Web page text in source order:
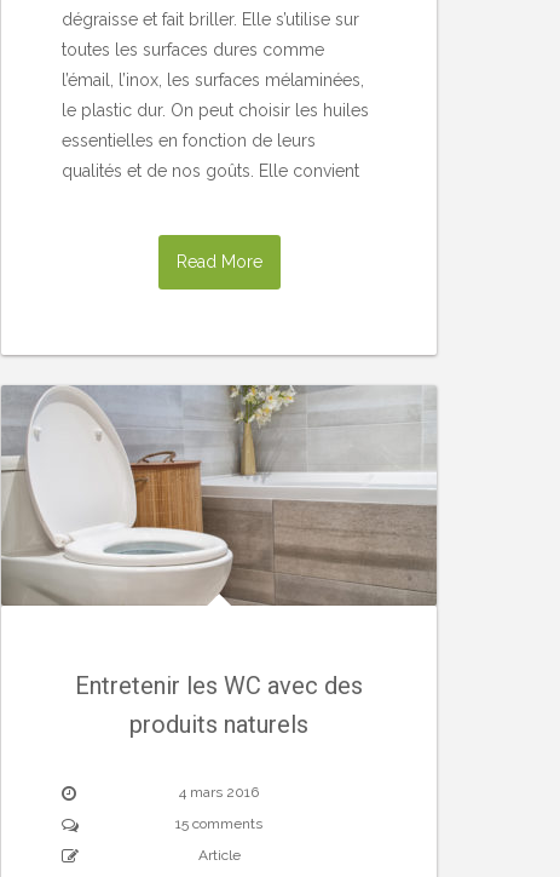
dégraisse et fait briller. Elle s’utilise sur
toutes les surfaces dures comme
l’émail, l’inox, les surfaces mélaminées,
le plastic dur. On peut choisir les huiles
essentielles en fonction de leurs
qualités et de nos goûts. Elle convient
Read More
Entretenir les WC avec des
produits naturels
4 mars 2016
15 comments
Article